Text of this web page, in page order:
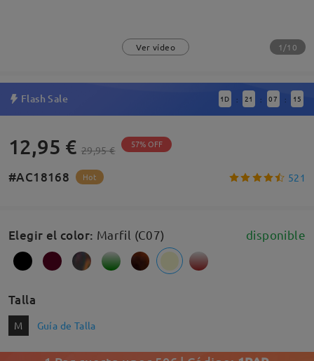
Ver vídeo 1/10
Flash Sale 1 D : 21 : 07 : 15
12,95 € 29,95 € 57% OFF
#AC18168 Hot 521
Elegir el color: Marfil (C07) disponible
Talla
M Guía de Talla